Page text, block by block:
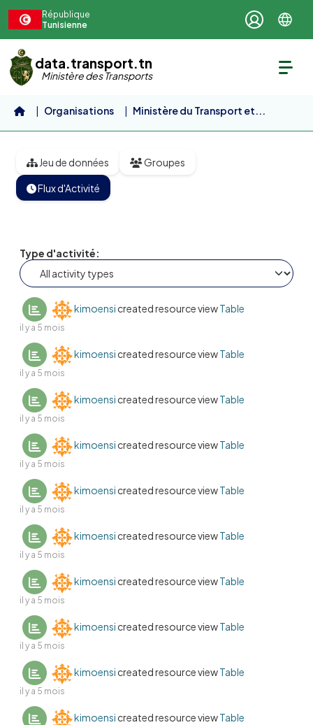
République
Tunisienne
data.transport.tn
Ministère des Transports
Organisations
Ministère du Transport et...
Jeu de données Groupes
Flux d'Activité
Type d'activité
kimoensi created resource viewTable
il y a 5 mois
kimoensi created resource viewTable
il y a 5 mois
kimoensi created resource viewTable
il y a 5 mois
kimoensi created resource viewTable
il y a 5 mois
kimoensi created resource viewTable
il y a 5 mois
kimoensi created resource viewTable
il y a 5 mois
kimoensi created resource viewTable
il y a 5 mois
kimoensi created resource viewTable
il y a 5 mois
kimoensi created resource viewTable
il y a 5 mois
kimoensi created resource viewTable